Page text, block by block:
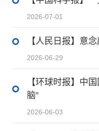
2026-07-01
【人民日报】意
2026-06-29
【环球时报】中
脑”
2026-06-03